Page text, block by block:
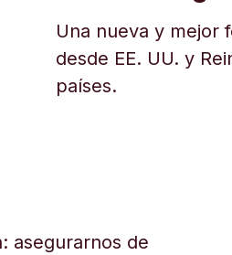
Una nueva y mejor
desde EE. UU. y
países.
asegurarnos de